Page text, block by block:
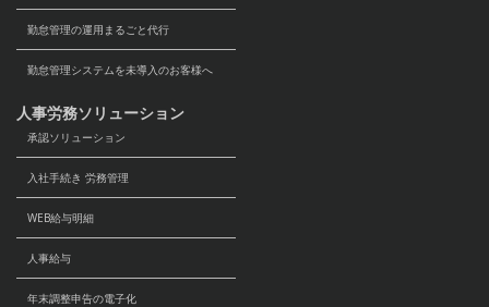
勤怠管理の運用まるごと代行
勤怠管理システムを未導入のお客様へ
人事労務ソリューション
承認ソリューション
入社手続き 労務管理
WEB給与明細
人事給与
年末調整申告の電子化